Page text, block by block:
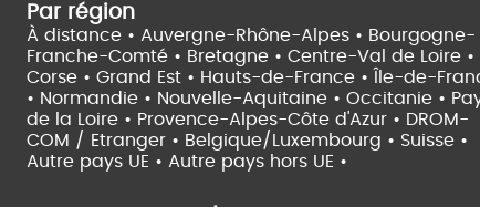
Par région
À distance • Auvergne-Rhône-Alpes • Bourgogne-
Franche-Comté • Bretagne • Centre-Val de Loire •
Corse • Grand Est • Hauts-de-France •
Île-de-
• Normandie • Nouvelle-Aquitaine • Occitanie •
de la Loire • Provence-Alpes-Côte d'Azur • DROM-
COM / Etranger • Belgique/Luxembourg • Suisse •
Autre pays UE • Autre pays hors UE •